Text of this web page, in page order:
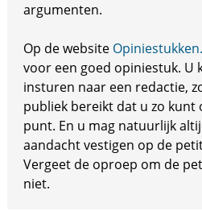
argumenten.
Op de website
voor een goed opiniestuk. U
insturen naar een redactie,
publiek bereikt dat u zo kunt
punt. En u mag natuurlijk
aandacht vestigen op de
Vergeet de oproep om de
niet.